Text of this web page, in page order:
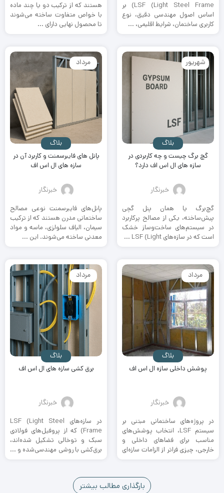
LSF (Light Steel Frame) بر
اساس اصول مهندسی دقیق، نوع
کاربری ساختمان، شرایط اقلیمی، ...
هستند که از ترکیب دو یا چند ماده
با خواص متفاوت ساخته می‌شوند
تا محصول نهایی دارای ...
بلاگ
شهریور
گچ برگ چیست و چه کاربردی در
سازه های ال اس اف دارد؟
خبرنگار
گچ‌برگ یا همان پنل گچی
پیش‌ساخته، یکی از مصالح پرکاربرد
در سیستم‌های ساخت‌وساز خشک
است که در سازه‌های LSF (Light ...
بلاگ
مرداد
پانل های فایبرسمنت و کاربرد آن در
سازه های ال اس اف
خبرنگار
پانل‌های فایبرسمنت نوعی مصالح
ساختمانی مدرن هستند که از ترکیب
سیمان، الیاف سلولزی، ماسه و مواد
معدنی ساخته می‌شوند. این ...
بلاگ
مرداد
پوشش داخلی سازه ال اس اف
خبرنگار
در پروژه‌های ساختمانی مبتنی بر
سیستم LSF، انتخاب پوشش‌های
مناسب برای فضاهای داخلی و
خارجی، چیزی فراتر از الزامات سازه‌ای
بلاگ
مرداد
برق کشی سازه های ال اس اف
خبرنگار
در سازه‌های LSF (Light Steel
Frame) که از پروفیل‌های فولادی
سبک و توخالی تشکیل شده‌اند،
برق‌کشی با روشی مهندسی‌شده و ...
بارگذاری مطالب بیشتر